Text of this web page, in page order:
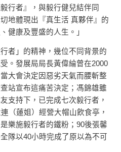
行者』，與毅行健兒結伴同
地體現出『真生活 真夥伴』的
健康及豐盛的人生。」
者」的精神，幾位不同背景的
。發展局局長黃偉綸曾在2000
大會決定因惡劣天氣而腰斬整
站宣布這痛苦決定；馮錦雄雖
支持下，已完成七次毅行者，
（蓮姐）經營大帽山飮食亭，
樂施毅行者的鐵粉；90後張馨
隊以40小時完成了原以為不可